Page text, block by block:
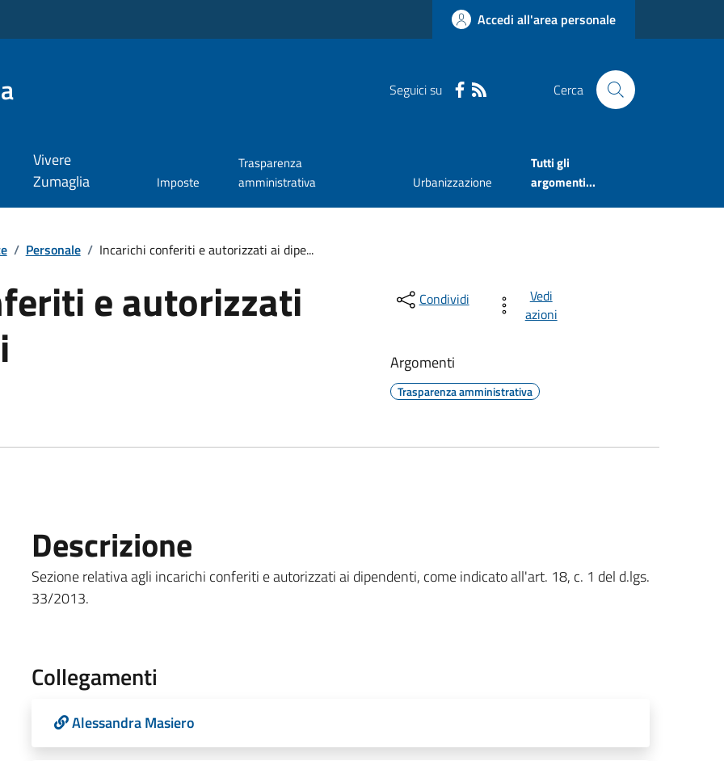
Accedi all'area personale
Seguici su Cerca
Vivere
Zumaglia
Imposte
Trasparenza
amministrativa
Urbanizzazione
Tutti gli
argomenti...
/ Personale / Incarichi conferiti e autorizzati ai dipe...
e autorizzati Condividi
Vedi
azioni
Argomenti
Trasparenza amministrativa
Descrizione
Sezione relativa agli incarichi conferiti e autorizzati ai dipendenti, come indicato all'art. 18, c. 1 del d.lgs.
33/2013.
Collegamenti
Alessandra Masiero